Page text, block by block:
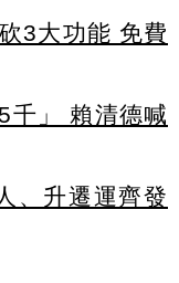
3大功能 免費
千」 賴清德喊
、升遷運齊發